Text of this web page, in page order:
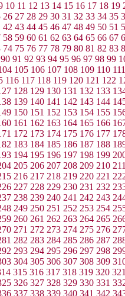
10 11 12 13 14 15 16 17 18 19
26 27 28 29 30 31 32 33 34 35
42 43 44 45 46 47 48 49 50 51
58 59 60 61 62 63 64 65 66 67
74 75 76 77 78 79 80 81 82 83
90 91 92 93 94 95 96 97 98 99
105 106 107 108 109 110 111
116 117 118 119 120 121 122
128 129 130 131 132 133
139 140 141 142 143 144
150 151 152 153 154 155
161 162 163 164 165 166
172 173 174 175 176 177
183 184 185 186 187 188
194 195 196 197 198 199
205 206 207 208 209 210
216 217 218 219 220 221
227 228 229 230 231 232
238 239 240 241 242 243
249 250 251 252 253 254
260 261 262 263 264 265
271 272 273 274 275 276
282 283 284 285 286 287
293 294 295 296 297 298
304 305 306 307 308 309
315 316 317 318 319 320
326 327 328 329 330 331
337 338 339 340 341 342